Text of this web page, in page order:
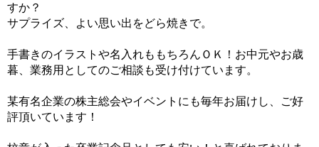
すか？
サプライズ、よい思い出をどら焼きで。
手書きのイラストや名入れももちろんＯＫ！お中元やお歳
暮、業務用としてのご相談も受け付けています。
某有名企業の株主総会やイベントにも毎年お届けし、ご好
評頂いています！